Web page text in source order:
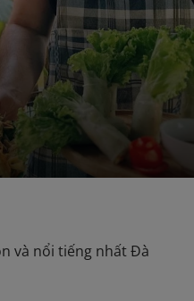
và nổi tiếng nhất Đà